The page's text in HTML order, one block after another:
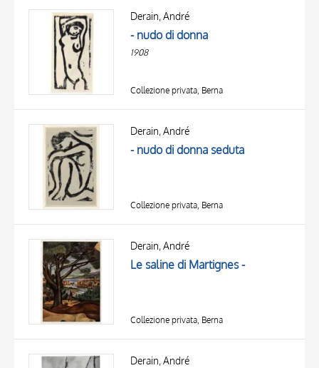
LOCALIZZAZIONE
Derain, André
- nudo di donna
1908
Collezione privata, Berna
Derain, André
- nudo di donna seduta
Collezione privata, Berna
Derain, André
Le saline di Martignes -
Collezione privata, Berna
Derain, André